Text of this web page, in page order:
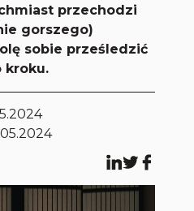
przechodzi
gorszego)
sobie prześledzić
kroku.